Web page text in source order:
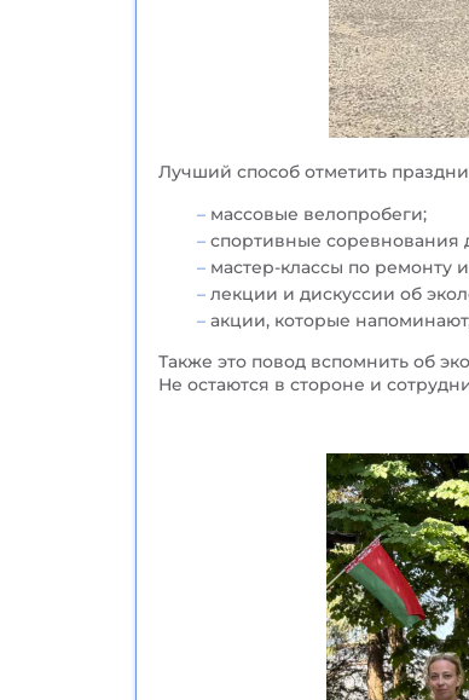
Лучший способ отметить
массовые велопробеги;
спортивные соревнования
мастер-классы по ремонту
лекции и дискуссии об
акции, которые
Также это повод вспомнить об
Не остаются в стороне и